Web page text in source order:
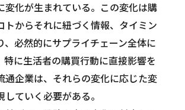
変化が生まれている。この変化は購
トからそれに紐づく情報、タイミン
、必然的にサプライチェーン全体に
特に生活者の購買行動に直接影響を
通企業は、それらの変化に応じた変
ていく必要がある。